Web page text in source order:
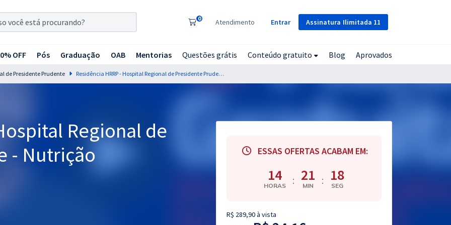
Assinatura Ilimitada 11
0 Atendimento Entrar
OFF Pós Graduação OAB Mentorias Questões grátis Conteúdo gratuito Blog Aprovados
de Presidente Prudente Residência HRRP - Hospital Regional de Presidente Prudente - Nutrição
Regional de
- Nutrição
ESSAS OFERTAS ACABAM EM:
14
HORAS : 21
MIN : 17
SEG
R$ 289,90 à vista